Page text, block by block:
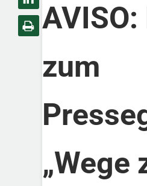
zum
„Wege